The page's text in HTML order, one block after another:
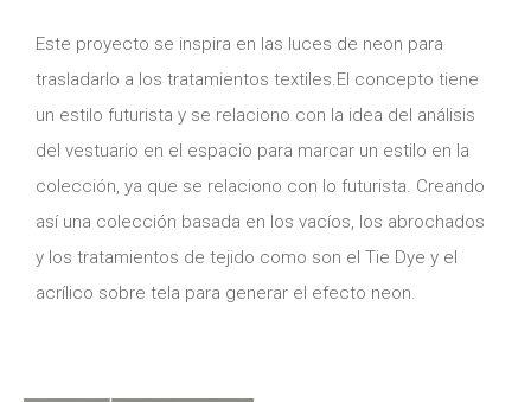
Este proyecto se inspira en las luces de neon para
trasladarlo a los tratamientos textiles.El concepto tiene
un estilo futurista y se relaciono con la idea del análisis
del vestuario en el espacio para marcar un estilo en la
colección, ya que se relaciono con lo futurista. Creando
así una colección basada en los vacíos, los abrochados
y los tratamientos de tejido como son el Tie Dye y el
acrílico sobre tela para generar el efecto neon.